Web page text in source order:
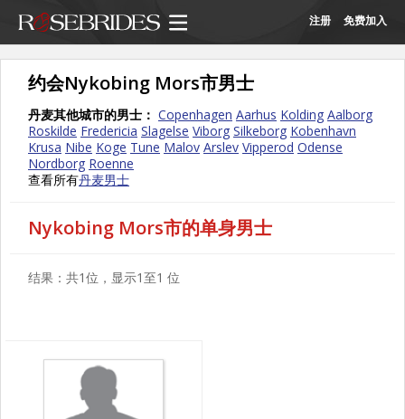
注册 免费加入
约会Nykobing Mors市男士
丹麦其他城市的男士： Copenhagen Aarhus Kolding Aalborg
Roskilde Fredericia Slagelse Viborg Silkeborg Kobenhavn
Krusa Nibe Koge Tune Malov Arslev Vipperod Odense
Nordborg Roenne
查看所有丹麦男士
Nykobing Mors市的单身男士
结果：共1位，显示1至1 位